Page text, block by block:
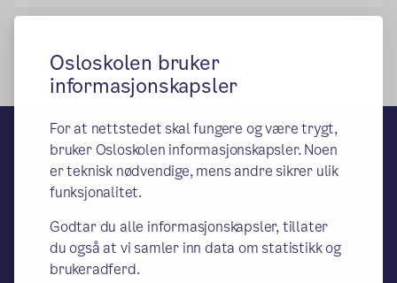
Osloskolen bruker
informasjonskapsler
For at nettstedet skal fungere og være trygt,
bruker Osloskolen informasjonskapsler. Noen
er teknisk nødvendige, mens andre sikrer ulik
funksjonalitet.
Godtar du alle informasjonskapsler, tillater
du også at vi samler inn data om statistikk og
brukeradferd.
Kongshavn videregående
skole
– en del av Osloskolen
Besøks- og leveringsadresse:
Kongsveien 30, 0193 Oslo